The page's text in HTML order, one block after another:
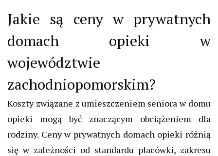
Jakie są ceny w prywatnych
domach opieki w
województwie
zachodniopomorskim?
Koszty związane z umieszczeniem seniora w domu
opieki mogą być znaczącym obciążeniem dla
rodziny. Ceny w prywatnych domach opieki różnią
się w zależności od standardu placówki, zakresu